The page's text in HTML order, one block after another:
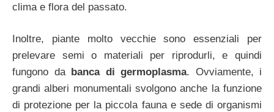
clima e flora del passato.
Inoltre, piante molto vecchie sono essenziali per
prelevare semi o materiali per riprodurli, e quindi
fungono da banca di germoplasma. Ovviamente, i
grandi alberi monumentali svolgono anche la funzione
di protezione per la piccola fauna e sede di organismi